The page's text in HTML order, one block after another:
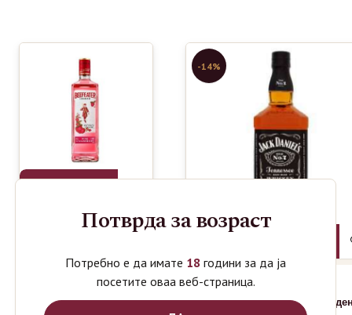
GIN PINK
-14%
1850 1590
Потврда за возраст
Потребно е да имате 18 години за да ја
посетите оваа веб-страница.